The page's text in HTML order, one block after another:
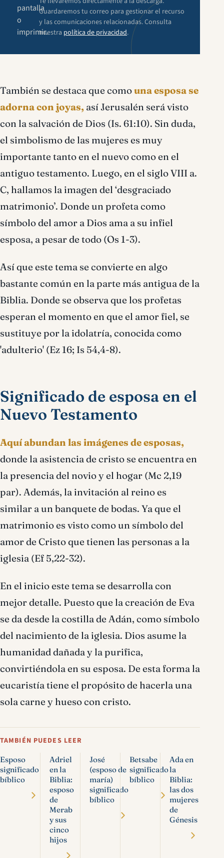
pantalla
o
imprimir.
Guardaremos tu correo para gestionar el recurso
y las comunicaciones relacionadas. Consulta
nuestra política de privacidad.
También se destaca que comouna esposa se
adorna con joyas, así Jerusalén será visto
con la salvación de Dios (Is. 61:10). Sin duda,
el simbolismo de las mujeres es muy
importante tanto en el nuevo como en el
antiguo testamento. Luego, en el siglo VIII a.
C, hallamos la imagen del ‘desgraciado
matrimonio’. Donde un profeta como
símbolo del amor a Dios ama a su infiel
esposa, a pesar de todo (Os 1-3).
Así que este tema se convierte en algo
bastante común en la parte más antigua de la
Biblia. Donde se observa que los profetas
esperan el momento en que el amor fiel, se
sustituye por la idolatría, conocida como
'adulterio' (Ez 16; Is 54,4-8).
Significado de esposa en el
Nuevo Testamento
Aquí abundan las imágenes de esposas,
donde la asistencia de cristo se encuentra en
la presencia del novio y el hogar (Mc 2,19
par). Además, la invitación al reino es
similar a un banquete de bodas. Ya que el
matrimonio es visto como un símbolo del
amor de Cristo que tienen las personas a la
iglesia (Ef 5,22-32).
En el inicio este tema se desarrolla con
mejor detalle. Puesto que la creación de Eva
se da desde la costilla de Adán, como símbolo
del nacimiento de la iglesia. Dios asume la
humanidad dañada y la purifica,
convirtiéndola en su esposa. De esta forma la
eucaristía tiene el propósito de hacerla una
sola carne y hueso con cristo.
TAMBIÉN PUEDES LEER
Esposo
significado
bíblico
Adriel
en la
Biblia:
esposo
de
Merab
y sus
cinco
hijos
José
(esposo de
maría)
significado
bíblico
Betsabe
significado
bíblico
Ada en
la
Biblia:
las dos
mujeres
de
Génesis